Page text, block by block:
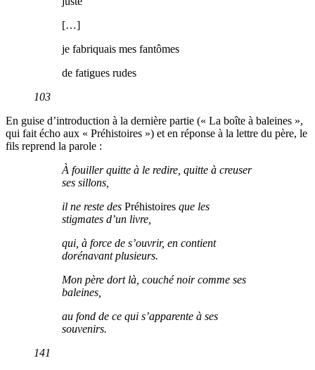
[…]
je fabriquais mes fantômes
de fatigues rudes
103
En guise d’introduction à la dernière partie (« La boîte à baleines »,
qui fait écho aux « Préhistoires ») et en réponse à la lettre du père, le
fils reprend la parole :
À fouiller quitte à le redire, quitte à creuser
ses sillons,
il ne reste des Préhistoires que les
stigmates d’un livre,
qui, à force de s’ouvrir, en contient
dorénavant plusieurs.
Mon père dort là, couché noir comme ses
baleines,
au fond de ce qui s’apparente à ses
souvenirs.
141